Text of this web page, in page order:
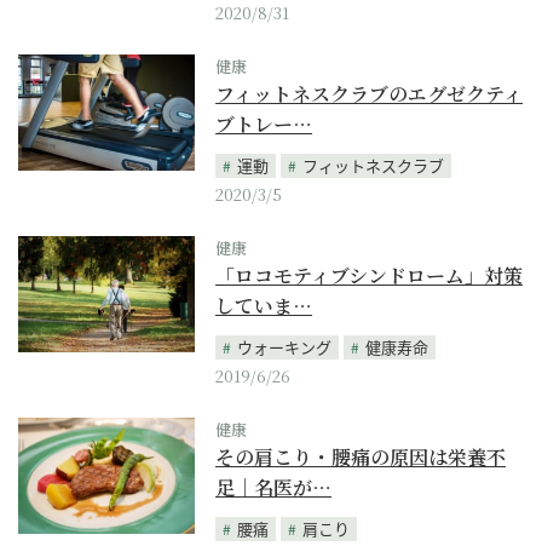
2020/8/31
健康
フィットネスクラブのエグゼクティ
ブトレー…
運動
フィットネスクラブ
2020/3/5
健康
「ロコモティブシンドローム」対策
していま…
ウォーキング
健康寿命
2019/6/26
健康
その肩こり・腰痛の原因は栄養不
足｜名医が…
腰痛 肩こり